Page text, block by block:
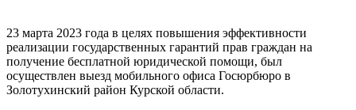
23 марта 2023 года в целях повышения эффективности
реализации государственных гарантий прав граждан на
получение бесплатной юридической помощи, был
осуществлен выезд мобильного офиса Госюрбюро в
Золотухинский район Курской области.